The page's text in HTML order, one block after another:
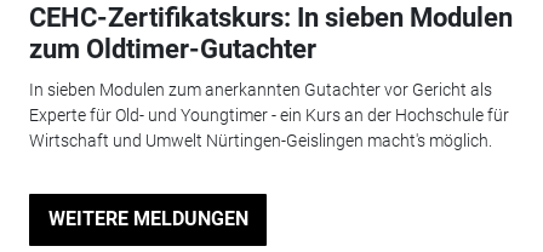
CEHC-Zertifikatskurs: In sieben Modulen
zum Oldtimer-Gutachter
In sieben Modulen zum anerkannten Gutachter vor Gericht als
Experte für Old- und Youngtimer - ein Kurs an der Hochschule für
Wirtschaft und Umwelt Nürtingen-Geislingen macht's möglich.
WEITERE MELDUNGEN